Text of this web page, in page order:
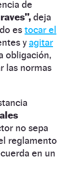
de
deja
es tocar el
yagitar
obligación,
las normas
no sepa
reglamento
en un